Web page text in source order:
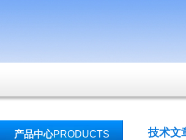
产品中心PRODUCTS 技术文